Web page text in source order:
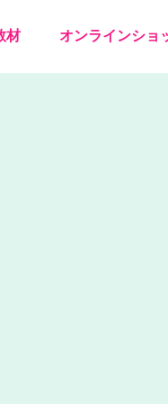
材 オンラインショ